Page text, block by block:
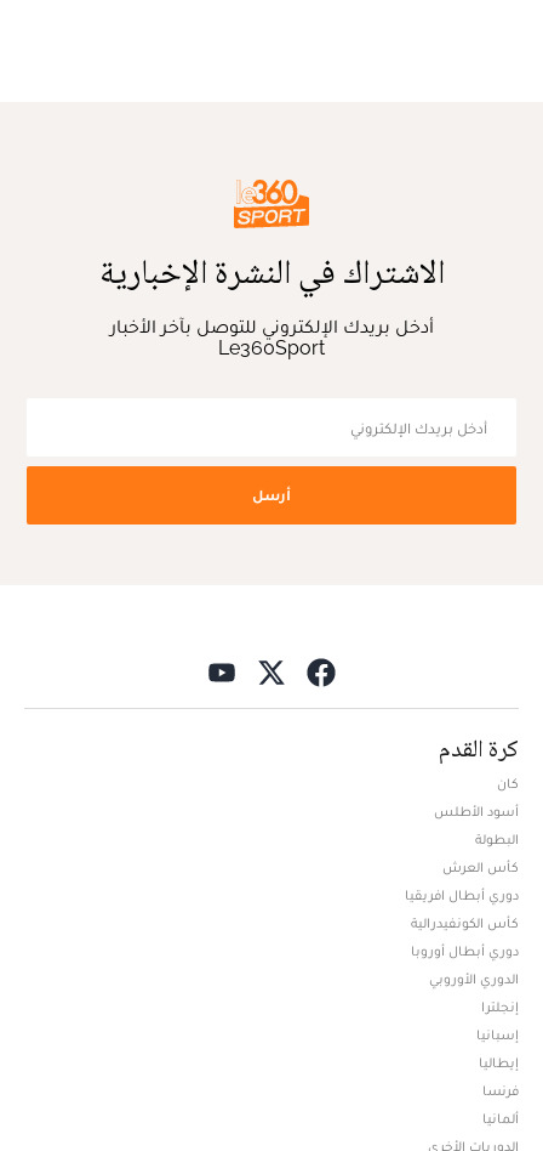
الاشتراك في النشرة الإخبارية
أدخل بريدك الإلكتروني للتوصل بآخر الأخبار
Le360Sport
أرسل
كرة القدم
كان
أسود الأطلس
البطولة
كأس العرش
دوري أبطال افريقيا
كأس الكونفيدرالية
دوري أبطال أوروبا
الدوري الأوروبي
إنجلترا
إسبانيا
إيطاليا
فرنسا
ألمانيا
الدوريات الأخرى